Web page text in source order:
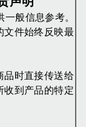
般信息参考。
文件始终反映最
品时直接传送给
收到产品的特定